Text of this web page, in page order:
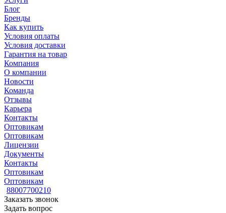
Блог
Бренды
Как купить
Условия оплаты
Условия доставки
Гарантия на товар
Компания
О компании
Новости
Команда
Отзывы
Карьера
Контакты
Оптовикам
Оптовикам
Лицензии
Документы
Контакты
Оптовикам
Оптовикам
88007700210
Заказать звонок
Задать вопрос